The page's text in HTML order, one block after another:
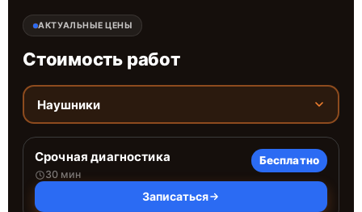
АКТУАЛЬНЫЕ ЦЕНЫ
Стоимость работ
Наушники
Срочная диагностика
30 мин
Бесплатно
Записаться